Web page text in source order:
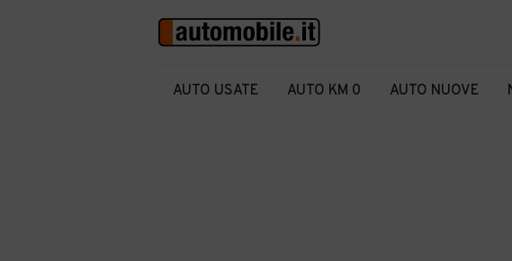
AUTO USATE AUTO KM 0 AUTO NUOVE